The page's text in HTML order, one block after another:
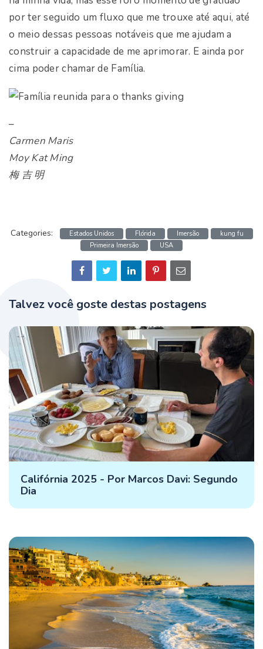
por ter seguido um fluxo que me trouxe até aqui, até
o meio dessas pessoas notáveis que me ajudam a
construir a capacidade de me aprimorar. E ainda por
cima poder chamar de Família.
–
Carmen Maris
Moy Kat Ming
梅 吉 明
Categories: Estados Unidos Flórida Imersão
kung fu
Primeira Imersão
USA
Talvez você goste destas postagens
Califórnia 2025 - Por Marcos Davi: Segundo
Dia